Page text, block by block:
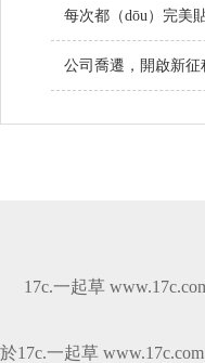
公司喬遷，開啟新征
17c.一起草
於17c.一起草 www.17c.com